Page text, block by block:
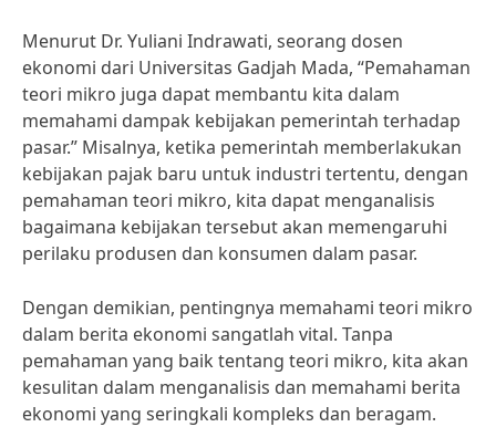
Menurut Dr. Yuliani Indrawati, seorang dosen
ekonomi dari Universitas Gadjah Mada, “Pemahaman
teori mikro juga dapat membantu kita dalam
memahami dampak kebijakan pemerintah terhadap
pasar.” Misalnya, ketika pemerintah memberlakukan
kebijakan pajak baru untuk industri tertentu, dengan
pemahaman teori mikro, kita dapat menganalisis
bagaimana kebijakan tersebut akan memengaruhi
perilaku produsen dan konsumen dalam pasar.
Dengan demikian, pentingnya memahami teori mikro
dalam berita ekonomi sangatlah vital. Tanpa
pemahaman yang baik tentang teori mikro, kita akan
kesulitan dalam menganalisis dan memahami berita
ekonomi yang seringkali kompleks dan beragam.